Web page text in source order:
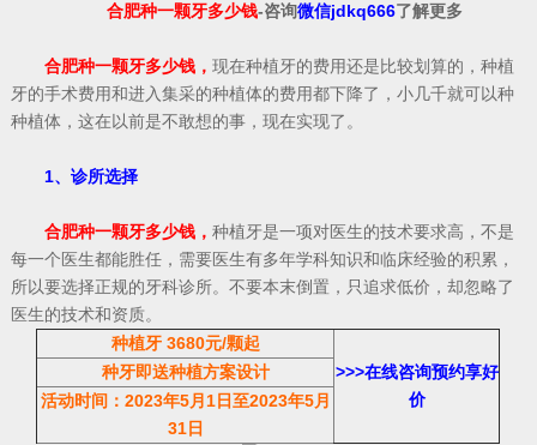
合肥种一颗牙多少钱-咨询微信jdkq666了解更多
合肥种一颗牙多少钱， 现在种植牙的费用还是比较划算的，种植
牙的手术费用和进入集采的种植体的费用都下降了，小几千就可以种
种植体，这在以前是不敢想的事，现在实现了。
1、诊所选择
合肥种一颗牙多少钱， 种植牙是一项对医生的技术要求高，不是
每一个医生都能胜任，需要医生有多年学科知识和临床经验的积累，
所以要选择正规的牙科诊所。不要本末倒置，只追求低价，却忽略了
医生的技术和资质。
种植牙 3680元/颗起
>>>在线咨询预约享好
价
种牙即送种植方案设计
活动时间：2023年5月1日至2023年5月
31日